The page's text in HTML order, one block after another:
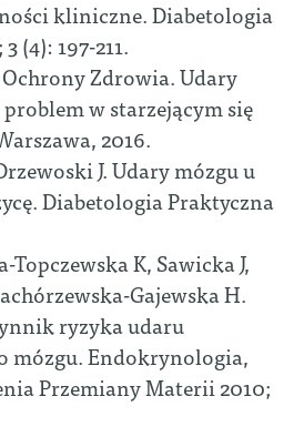
kliniczne. Diabetologia
(4): 197-211.
Zdrowia. Udary
w starzejącym się
2016.
J. Udary mózgu u
Diabetologia Praktyczna
Topczewska K, Sawicka J,
Gajewska H.
ryzyka udaru
mózgu. Endokrynologia,
Przemiany Materii 2010;